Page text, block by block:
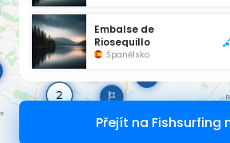
Embalse de
Riosequillo
Španělsko
Přejít na Fishsurfing